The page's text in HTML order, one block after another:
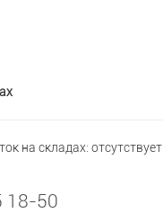
на складах: отсутствует
18-50